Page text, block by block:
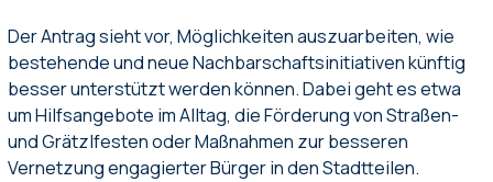
Der Antrag sieht vor, Möglichkeiten auszuarbeiten, wie
bestehende und neue Nachbarschaftsinitiativen künftig
besser unterstützt werden können. Dabei geht es etwa
um Hilfsangebote im Alltag, die Förderung von Straßen-
und Grätzlfesten oder Maßnahmen zur besseren
Vernetzung engagierter Bürger in den Stadtteilen.